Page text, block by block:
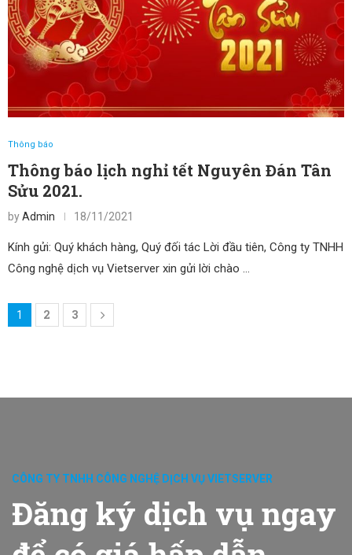
Thông báo
Thông báo lịch nghỉ tết Nguyên Đán Tân
Sửu 2021.
byAdmin 18/11/2021
Kính gửi: Quý khách hàng, Quý đối tác Lời đầu tiên, Công ty TNHH
Công nghệ dịch vụ Vietserver xin gửi lời chào …
1 2 3
CÔNG TY TNHH CÔNG NGHỆ DỊCH VỤ VIETSERVER
Đăng ký dịch vụ ngay